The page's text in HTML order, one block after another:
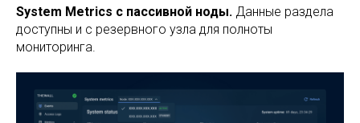
System Metrics с пассивной ноды. Данные раздела
доступны и с резервного узла для полноты
мониторинга.